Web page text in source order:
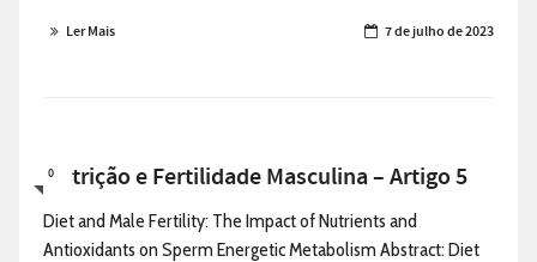
Ler Mais 7 de julho de 2023
0
Nutrição e Fertilidade Masculina – Artigo 5
Diet and Male Fertility: The Impact of Nutrients and
Antioxidants on Sperm Energetic Metabolism Abstract: Diet